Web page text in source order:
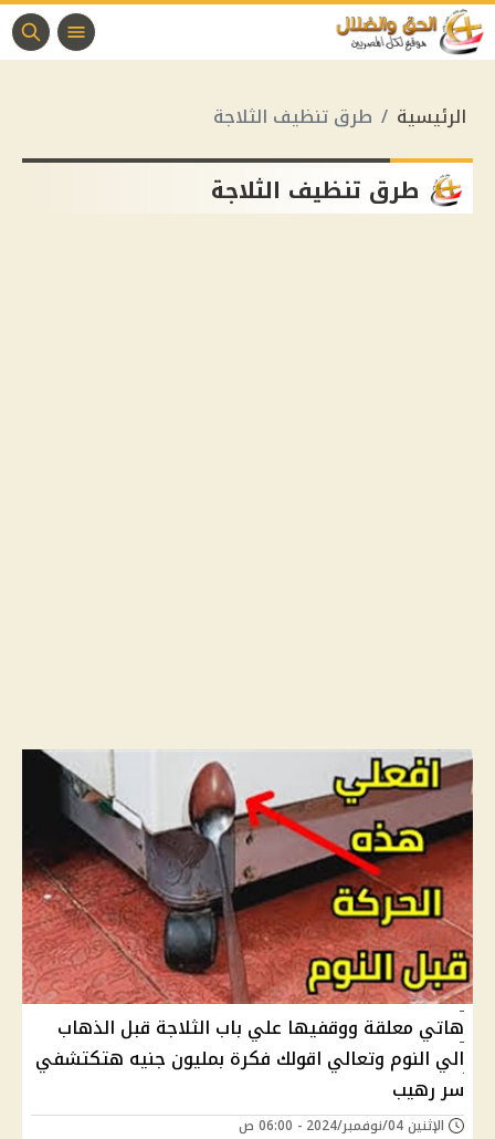
الرئيسية طرق تنظيف الثلاجة
طرق تنظيف الثلاجة
هاتي معلقة ووقفيها علي باب الثلاجة قبل الذهاب
الي النوم وتعالي اقولك فكرة بمليون جنيه هتكتشفي
سر رهيب
الإثنين 04/نوفمبر/2024 - 06:00 ص